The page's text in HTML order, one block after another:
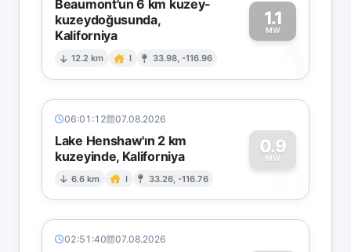
Beaumont'un 6 km kuzey-
kuzeydoğusunda,
Kaliforniya
12.2 km I 33.98, -116.96
1.1
MW
1
06:01:12 07.08.2026
Lake Henshaw'ın 2 km
kuzeyinde, Kaliforniya
6.6 km I 33.26, -116.76
0.9
MW
0
02:51:40 07.08.2026